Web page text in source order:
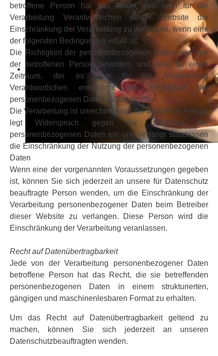
betroffene Person hat das Recht, von dem für die
Verarbeitung Verantwortlichen dieser Website die
Einschränkung der Verarbeitung zu verlangen, wenn eine
der folgenden Bedingungen erfüllt ist:
Die Richtigkeit der personenbezogenen Daten wird von
der betroffenen Person bestritten, und zwar für einen
Zeitraum, der es dem für die Verarbeitung
Verantwortlichen ermöglicht, die Richtigkeit der
personenbezogenen Daten zu überprüfen
Die Verarbeitung ist unrechtmässig, die betroffene Person
legt Widerspruch gegen die Löschung der
personenbezogenen Daten ein und verlangt stattdessen
die Einschränkung der Nutzung der personenbezogenen
Daten
Wenn eine der vorgenannten Voraussetzungen gegeben
ist, können Sie sich jederzeit an unsere für Datenschutz
beauftragte Person wenden, um die Einschränkung der
Verarbeitung personenbezogener Daten beim Betreiber
dieser Website zu verlangen. Diese Person wird die
Einschränkung der Verarbeitung veranlassen.
Recht auf Datenübertragbarkeit
Jede von der Verarbeitung personenbezogener Daten
betroffene Person hat das Recht, die sie betreffenden
personenbezogenen Daten in einem strukturierten,
gängigen und maschinenlesbaren Format zu erhalten.
Um das Recht auf Datenübertragbarkeit geltend zu
machen, können Sie sich jederzeit an unseren
Datenschutzbeauftragten wenden.